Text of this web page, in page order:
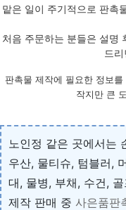
맡은 일이 주기적으로 판촉
처음 주문하는 분들은 설명
드
판촉물 제작에 필요한 정보
작지만 큰
노인정 같은 곳에서는
우산, 물티슈, 텀블러,
대, 물병, 부채, 수건,
제작 판매 중 사은품판